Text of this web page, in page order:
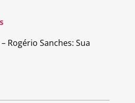
Rogério Sanches: Sua